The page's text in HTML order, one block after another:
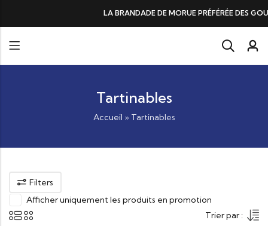
LA BRANDADE DE MORUE PRÉFÉRÉE DES GOURMANDS, N°1
Tartinables
Accueil » Tartinables
Filters
Afficher uniquement les produits en promotion
Trier par :